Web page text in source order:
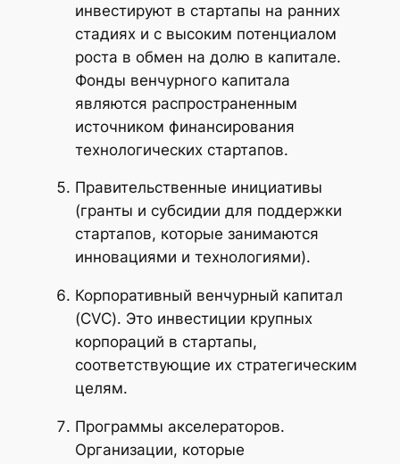
инвестируют в стартапы на ранних
стадиях и с высоким потенциалом
роста в обмен на долю в капитале.
Фонды венчурного капитала
являются распространенным
источником финансирования
технологических стартапов.
Правительственные инициативы
(гранты и субсидии для поддержки
стартапов, которые занимаются
инновациями и технологиями).
Корпоративный венчурный капитал
(CVC). Это инвестиции крупных
корпораций в стартапы,
соответствующие их стратегическим
целям.
Программы акселераторов.
Организации, которые